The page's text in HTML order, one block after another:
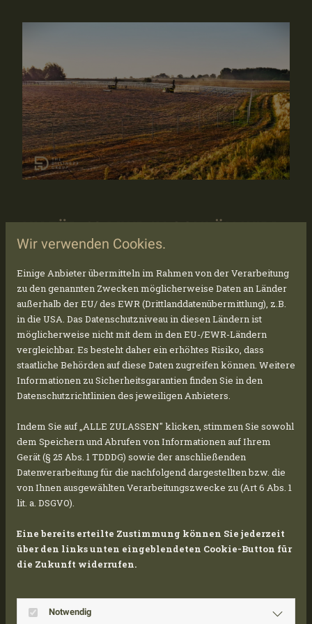
UK FÜR 60 MWP IN SCHLÖN WIRD
GEBAUT!!
Nachdem der Zaun fertiggestellt wurde und
unsere Rammen in Schlön angekommen sind,
haben wir im August 2024 planmäßig mit der
Errichtung der Unterkonstruktion für unsere
Photovoltaikanlage in Mecklenburg-
Vorpommern begonnen. Diese Anlage mit einer
beeindruckenden Kapazität von über 60 MWp
Die Module werden in Gruppen von je drei
Reihen à 28 Modulen auf entsprechenden
Modultischen montiert. Auf insgesamt fast
von über 12.000 Stützen getragen. Um die
notwendige Stabilität zu gewährleisten,
Wir verwenden Cookies.
Einige Anbieter übermitteln im Rahmen von der Verarbeitung
zu den genannten Zwecken möglicherweise Daten an Länder
außerhalb der EU/ des EWR (Drittlanddatenübermittlung), z.B.
in die USA. Das Datenschutzniveau in diesen Ländern ist
möglicherweise nicht mit dem in den EU-/EWR-Ländern
vergleichbar. Es besteht daher ein erhöhtes Risiko, dass
staatliche Behörden auf diese Daten zugreifen können. Weitere
Informationen zu Sicherheitsgarantien finden Sie in den
Datenschutzrichtlinien des jeweiligen Anbieters.
Indem Sie auf „ALLE ZULASSEN" klicken, stimmen Sie sowohl
dem Speichern und Abrufen von Informationen auf Ihrem
Gerät (§ 25 Abs. 1 TDDDG) sowie der anschließenden
Datenverarbeitung für die nachfolgend dargestellten bzw. die
von Ihnen ausgewählten Verarbeitungszwecke zu (Art 6 Abs. 1
lit. a. DSGVO).
Eine bereits erteilte Zustimmung können Sie jederzeit
über den links unten eingeblendeten Cookie-Button für
die Zukunft widerrufen.
Notwendig